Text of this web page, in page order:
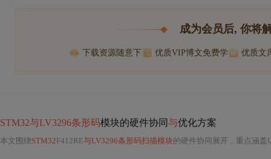
成为会员后, 你将
下载资源随意下 优质VIP博文免费学 优质文
STM32与LV3296条形码模块的硬件协同与优化方案
本文围绕STM32F412RE与LV3296条形码扫描模块的硬件协同展开，重点涵盖